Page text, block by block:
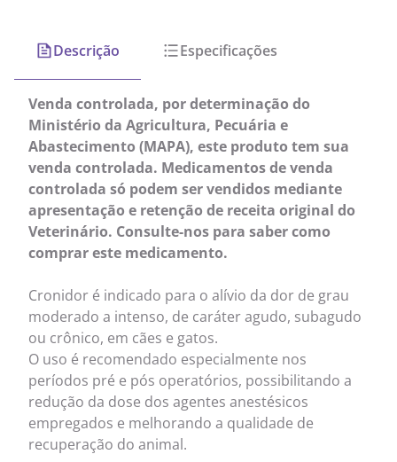
Descrição Especificações
Venda controlada, por determinação do
Ministério da Agricultura, Pecuária e
Abastecimento (MAPA), este produto tem sua
venda controlada. Medicamentos de venda
controlada só podem ser vendidos mediante
apresentação e retenção de receita original do
Veterinário. Consulte-nos para saber como
comprar este medicamento.
Cronidor é indicado para o alívio da dor de grau
moderado a intenso, de caráter agudo, subagudo
ou crônico, em cães e gatos.
O uso é recomendado especialmente nos
períodos pré e pós operatórios, possibilitando a
redução da dose dos agentes anestésicos
empregados e melhorando a qualidade de
recuperação do animal.